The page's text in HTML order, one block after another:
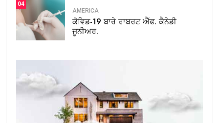
04
AMERICA
ਕੋਵਿਡ-19 ਬਾਰੇ ਰਾਬਰਟ ਐੱਫ. ਕੈਨੇਡੀ
ਜੂਨੀਅਰ.